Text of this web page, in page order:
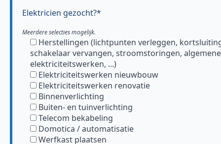
Elektricien gezocht?*
Meerdere selecties mogelijk.
Herstellingen (lichtpunten verleggen,
schakelaar vervangen, stroomstoringen, algemene
elektriciteitswerken, ...)
Elektriciteitswerken nieuwbouw
Elektriciteitswerken renovatie
Binnenverlichting
Buiten- en tuinverlichting
Telecom bekabeling
Domotica / automatisatie
Werfkast plaatsen